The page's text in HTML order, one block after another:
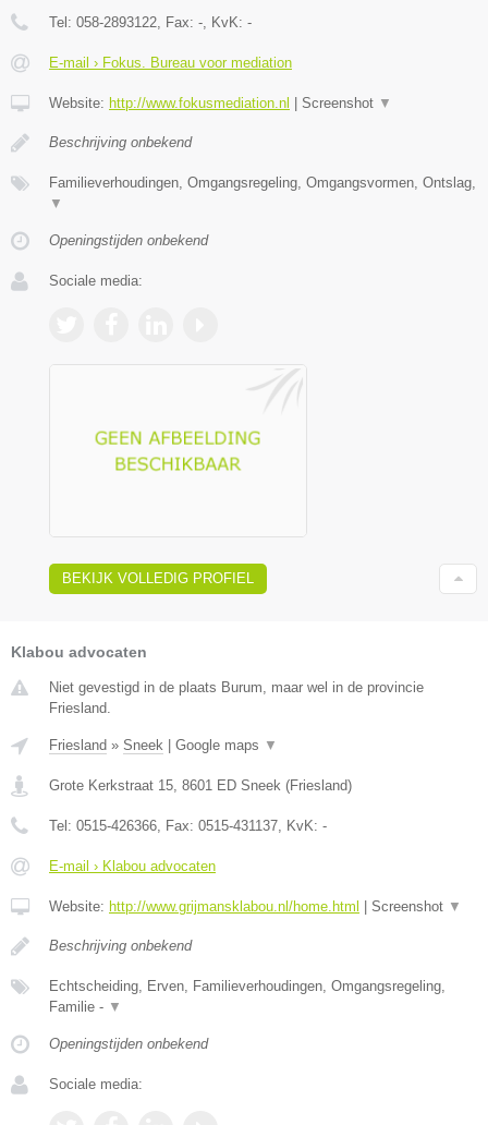
Tel: 058-2893122, Fax: -, KvK: -
E-mail › Fokus. Bureau voor mediation
Website: http://www.fokusmediation.nl Screenshot ▼
Beschrijving onbekend
Familieverhoudingen, Omgangsregeling, Omgangsvormen, Ontslag,
▼
Openingstijden onbekend
Sociale media:
BEKIJK VOLLEDIG PROFIEL
Klabou advocaten
Niet gevestigd in de plaats Burum, maar wel in de provincie
Friesland.
Friesland » Sneek Google maps ▼
Grote Kerkstraat 15 8601 ED Sneek (Friesland)
Tel: 0515-426366 , Fax: 0515-431137 , KvK: -
E-mail › Klabou advocaten
Website: http://www.grijmansklabou.nl/home.html Screenshot ▼
Beschrijving onbekend
Echtscheiding, Erven, Familieverhoudingen, Omgangsregeling,
Familie - ▼
Openingstijden onbekend
Sociale media: